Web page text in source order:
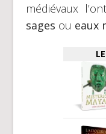
médiévaux
sages ou eaux